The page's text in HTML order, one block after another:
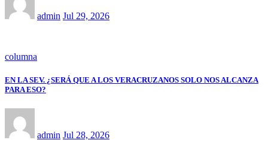
admin Jul 29, 2026
columna
EN LA SEV. ¿SERÁ QUE A LOS VERACRUZANOS SOLO NOS ALCANZA
PARA ESO?
admin Jul 28, 2026